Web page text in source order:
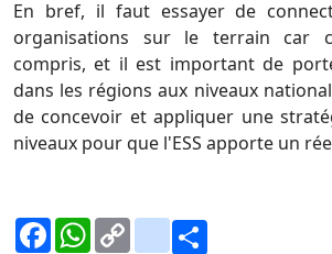
En bref, il faut essayer de
organisations sur le terrain car
compris, et il est important de
dans les régions aux niveaux
de concevoir et appliquer une
niveaux pour que l'ESS apporte un
FacebookWhatsApp Gmail